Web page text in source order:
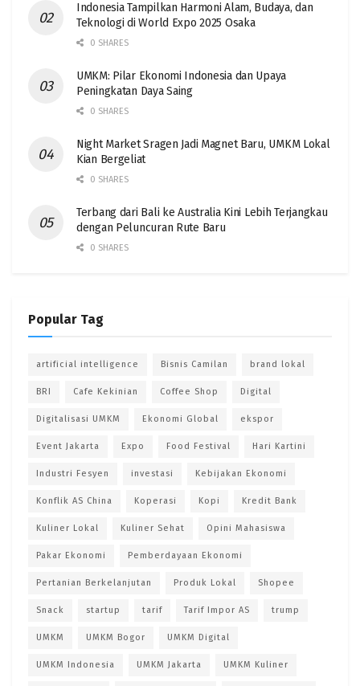
Indonesia Tampilkan Harmoni Alam, Budaya, dan
Teknologi di World Expo 2025 Osaka
0 SHARES
UMKM: Pilar Ekonomi Indonesia dan Upaya
Peningkatan Daya Saing
0 SHARES
Night Market Sragen Jadi Magnet Baru, UMKM Lokal
Kian Bergeliat
0 SHARES
Terbang dari Bali ke Australia Kini Lebih Terjangkau
dengan Peluncuran Rute Baru
0 SHARES
Popular Tag
artificial intelligence Bisnis Camilan brand lokal
BRI Cafe Kekinian Coffee Shop Digital
Digitalisasi UMKM Ekonomi Global ekspor
Event Jakarta Expo Food Festival Hari Kartini
Industri Fesyen investasi Kebijakan Ekonomi
Konflik AS China Koperasi Kopi Kredit Bank
Kuliner Lokal Kuliner Sehat Opini Mahasiswa
Pakar Ekonomi Pemberdayaan Ekonomi
Pertanian Berkelanjutan Produk Lokal Shopee
Snack startup tarif Tarif Impor AS trump
UMKM UMKM Bogor UMKM Digital
UMKM Indonesia UMKM Jakarta UMKM Kuliner